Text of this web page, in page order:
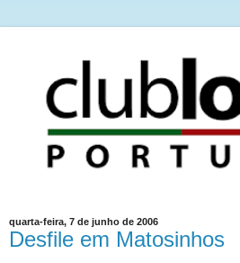
quarta-feira, 7 de junho de 2006
Desfile em Matosinhos